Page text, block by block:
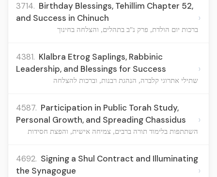
3714. Birthday Blessings, Tehillim Chapter 52,
and Success in Chinuch
ברכות יום הולדת, פרק נ"ב בתהלים, והצלחה בחינוך
›
4381. Klalbra Etrog Saplings, Rabbinic
Leadership, and Blessings for Success
שתילי אתרוגי קלברה, הנהגת רבנות, וברכות להצלחה
›
4587. Participation in Public Torah Study,
Personal Growth, and Spreading Chassidus
השתתפות בלימוד תורה ברבים, צמיחה אישית, והפצת חסידות
›
4692. Signing a Shul Contract and Illuminating
the Synagogue
›